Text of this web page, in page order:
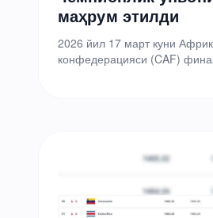
маҳрум этилди
2026 йил 17 март куни
конфедерацияси (CAF)